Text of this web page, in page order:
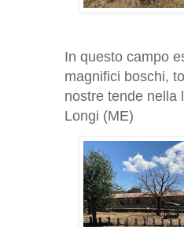
In questo campo
magnifici boschi,
nostre tende nella
Longi (ME)